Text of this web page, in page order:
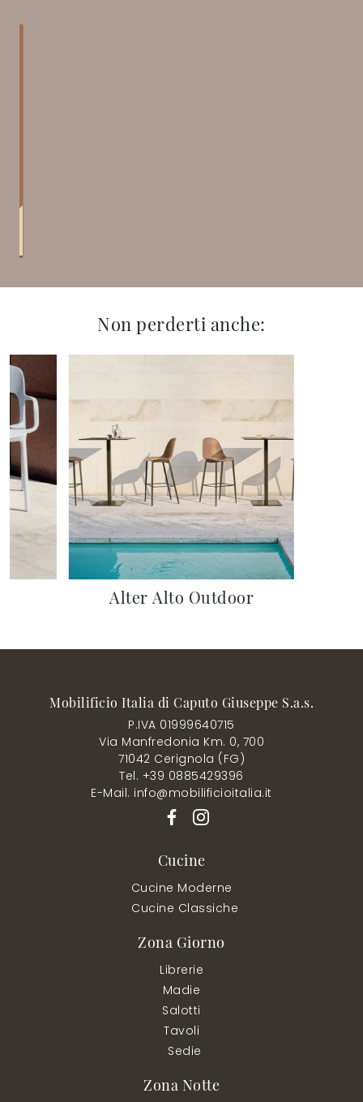
Non perderti anche:
Alter Alto Outdoor
Mobilificio Italia di Caputo Giuseppe S.a.s.
P.IVA 01999640715
Via Manfredonia Km. 0, 700
71042 Cerignola (FG)
Tel. +39 0885429396
E-Mail. info@mobilificioitalia.it
Cucine
Cucine Moderne
Cucine Classiche
Zona Giorno
Librerie
Madie
Salotti
Tavoli
Sedie
Zona Notte